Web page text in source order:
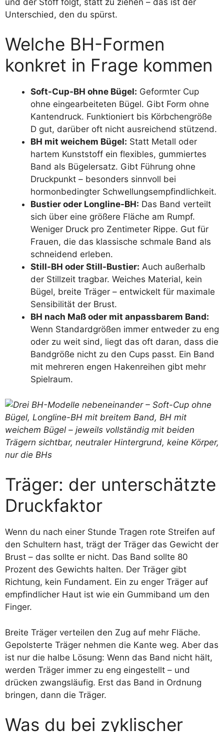
Unterschied, den du spürst.
Welche BH-Formen
konkret in Frage kommen
Soft-Cup-BH ohne Bügel: Geformter Cup
ohne eingearbeiteten Bügel. Gibt Form ohne
Kantendruck. Funktioniert bis Körbchengröße
D gut, darüber oft nicht ausreichend stützend.
BH mit weichem Bügel: Statt Metall oder
hartem Kunststoff ein flexibles, gummiertes
Band als Bügelersatz. Gibt Führung ohne
Druckpunkt – besonders sinnvoll bei
hormonbedingter Schwellungsempfindlichkeit.
Bustier oder Longline-BH: Das Band verteilt
sich über eine größere Fläche am Rumpf.
Weniger Druck pro Zentimeter Rippe. Gut für
Frauen, die das klassische schmale Band als
schneidend erleben.
Still-BH oder Still-Bustier: Auch außerhalb
der Stillzeit tragbar. Weiches Material, kein
Bügel, breite Träger – entwickelt für maximale
Sensibilität der Brust.
BH nach Maß oder mit anpassbarem Band:
Wenn Standardgrößen immer entweder zu eng
oder zu weit sind, liegt das oft daran, dass die
Bandgröße nicht zu den Cups passt. Ein Band
mit mehreren engen Hakenreihen gibt mehr
Spielraum.
Träger: der unterschätzte
Druckfaktor
Wenn du nach einer Stunde Tragen rote Streifen auf
den Schultern hast, trägt der Träger das Gewicht der
Brust – das sollte er nicht. Das Band sollte 80
Prozent des Gewichts halten. Der Träger gibt
Richtung, kein Fundament. Ein zu enger Träger auf
empfindlicher Haut ist wie ein Gummiband um den
Finger.
Breite Träger verteilen den Zug auf mehr Fläche.
Gepolsterte Träger nehmen die Kante weg. Aber das
ist nur die halbe Lösung: Wenn das Band nicht hält,
werden Träger immer zu eng eingestellt – und
drücken zwangsläufig. Erst das Band in Ordnung
bringen, dann die Träger.
Was du bei zyklischer